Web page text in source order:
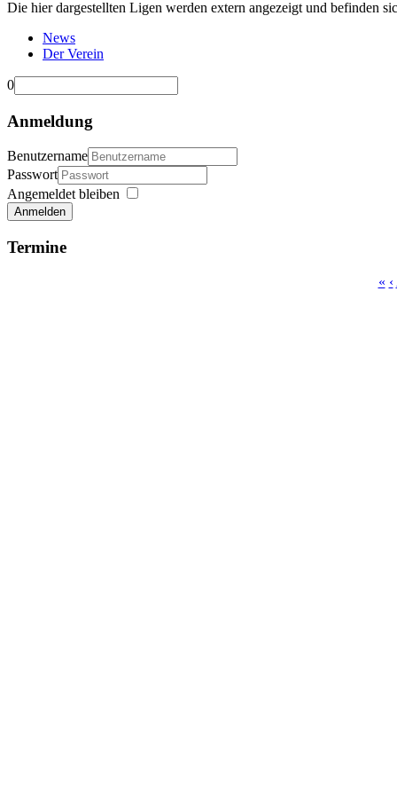
Die hier dargestellten Ligen werden extern angezeigt und befinden
News
Der Verein
0
Anmeldung
Benutzername
Passwort
Angemeldet bleiben
Anmelden
Termine
« ‹